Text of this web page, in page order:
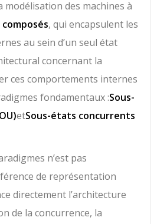
modélisation des machines à
, qui encapsulent les
au sein d’un seul état
concernant la
ces comportements internes
fondamentaux :Sous-
etSous-états concurrents
n’est pas
de représentation
directement l’architecture
de la concurrence, la